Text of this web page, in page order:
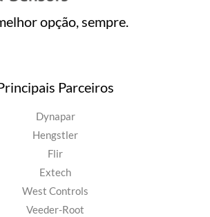
opção, sempre.
Parceiros
Dynapar
Hengstler
Flir
Extech
West Controls
Veeder-Root